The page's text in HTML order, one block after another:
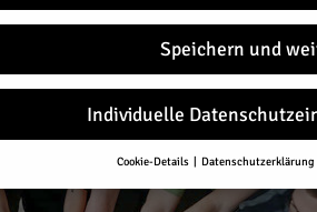
Speichern und
Individuelle
Cookie-Details Datenschutzerklärung